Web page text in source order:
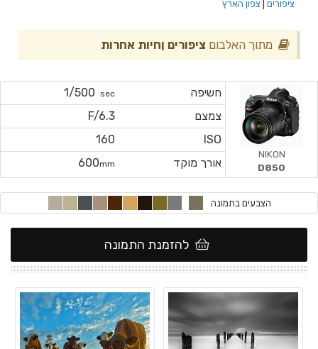
ציפורים צפון הארץ
מתוך האלבום ציפורים ןחיות אחרות
חשיפה sec
1/500
צמצם
F/6.3
ISO
160
אורך מוקד
600mm
NIKON
D850
הצבעים בתמונה
להזמנת התמונה